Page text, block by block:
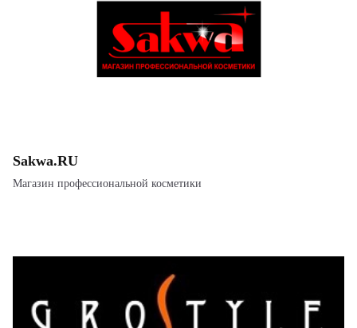
Sakwa.RU
Магазин профессиональной косметики